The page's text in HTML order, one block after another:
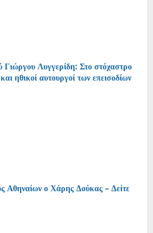
Γιώργου Λυγγερίδη: Στο στόχαστρο
ηθικοί αυτουργοί των επεισοδίων
Αθηναίων ο Χάρης Δούκας – Δείτε